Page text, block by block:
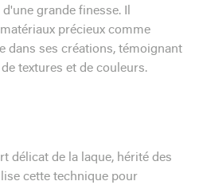
grande finesse. Il
précieux comme
dans ses créations, témoignant
textures et de couleurs.
délicat de la laque, hérité des
cette technique pour